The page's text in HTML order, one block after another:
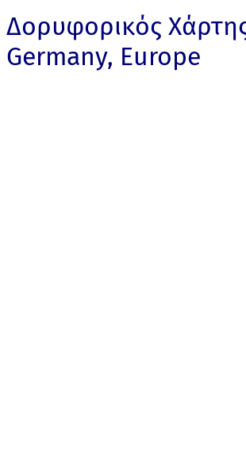
Δορυφορικός
Germany, Europe